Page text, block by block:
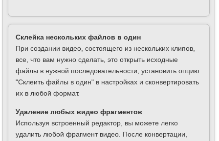
Склейка нескольких файлов в один
При создании видео, состоящего из нескольких клипов,
все, что вам нужно сделать, это открыть исходные
файлы в нужной последовательности, установить опцию
"Склеить файлы в один" в настройках и сконвертировать
их в любой формат.
Удаление любых видео фрагментов
Используя встроенный редактор, вы можете легко
удалить любой фрагмент видео. После конвертации,